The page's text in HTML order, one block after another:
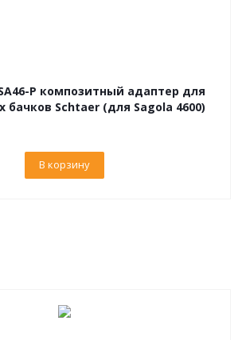
P композитный адаптер для
бачков Schtaer (для Sagola 4600)
В корзину